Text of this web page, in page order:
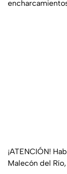
¡ATENCIÓN!
Malecón del